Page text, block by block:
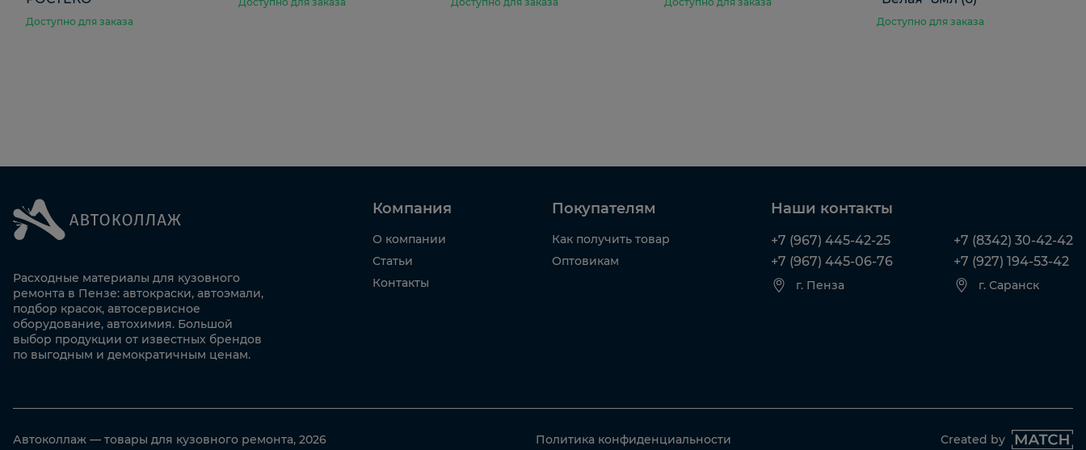
Доступно для заказа Доступно для заказа
Расходные материалы для кузовного
ремонта в Пензе: автокраски, автоэмали,
подбор красок, автосервисное
оборудование, автохимия. Большой
выбор продукции от известных брендов
по выгодным и демократичным ценам.
Компания
О компании
Статьи
Контакты
Покупателям
Как получить товар
Оптовикам
Наши контакты
+7 (967) 445-42-25
+7 (967) 445-06-76
г. Пенза
+7 (8342) 30-42-42
+7 (927) 194-53-42
г. Саранск
Автоколлаж — товары для кузовного ремонта, 2026 Политика конфиденциальности Created by